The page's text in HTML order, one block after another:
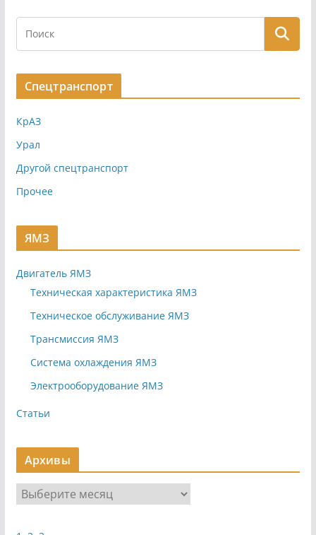
Спецтранспорт
КрАЗ
Урал
Другой спецтранспорт
Прочее
ЯМЗ
Двигатель ЯМЗ
Техническая характеристика ЯМЗ
Техническое обслуживание ЯМЗ
Трансмиссия ЯМЗ
Система охлаждения ЯМЗ
Электрооборудование ЯМЗ
Статьи
Архивы
р